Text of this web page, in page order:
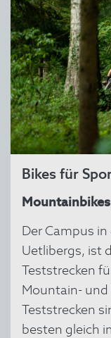
Bikes für
Der Campus
Uetlibergs, ist
Teststrecken
Mountain- und
Teststrecken
besten gleich